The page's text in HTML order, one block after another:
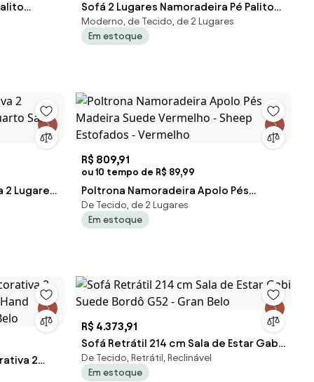
Sofá 2 Lugares Namoradeira Pé Palito
Castanho Stella Sintético PU D03 -
D'Rossi - Nozes
Moderno, de Tecido, de 2 Lugares
Em estoque
Lugares
R$ 809,91
ou 10 tempo de R$ 89,99
Poltrona Namoradeira Apolo Pés
Madeira Suede Vermelho - Sheep
Estofados - Vermelho
De Tecido, de 2 Lugares
Em estoque
2
R$ 4.373,91
Sofá Retrátil 214 cm Sala de Estar Gabi
Suede Bordô G52 - Gran Belo
De Tecido, Retrátil, Reclinável
Em estoque